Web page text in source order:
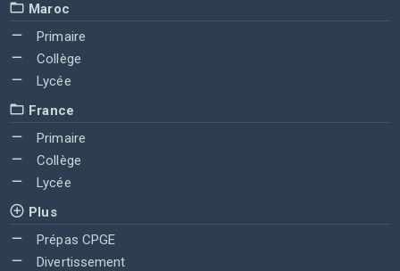
Maroc
Primaire
Collège
Lycée
France
Primaire
Collège
Lycée
Plus
Prépas CPGE
Divertissement